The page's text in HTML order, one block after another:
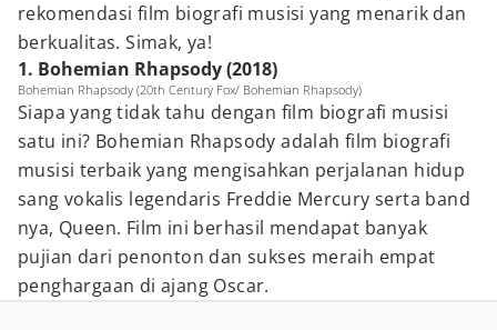
rekomendasi film biografi musisi yang menarik dan
berkualitas. Simak, ya!
1. Bohemian Rhapsody (2018)
Bohemian Rhapsody (20th Century Fox/ Bohemian Rhapsody)
Siapa yang tidak tahu dengan film biografi musisi
satu ini? Bohemian Rhapsody adalah film biografi
musisi terbaik yang mengisahkan perjalanan hidup
sang vokalis legendaris Freddie Mercury serta band
nya, Queen. Film ini berhasil mendapat banyak
pujian dari penonton dan sukses meraih empat
penghargaan di ajang Oscar.